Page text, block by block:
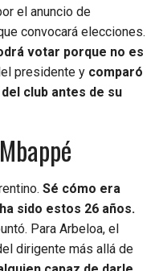
el anuncio de
convocará elecciones.
votar porque no es
presidente y comparó
club antes de su
Sé cómo era
sido estos 26 años.
Para Arbeloa, el
dirigente más allá de